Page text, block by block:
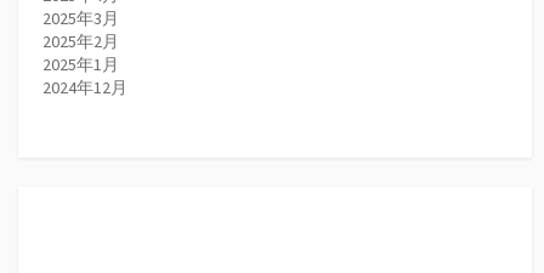
2025年3月
2025年2月
2025年1月
2024年12月